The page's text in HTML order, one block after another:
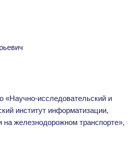
«Научно-исследовательский и
институт информатизации,
на железнодорожном транспорте»,